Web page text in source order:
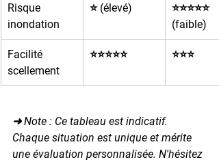
Risque
inondation
⭐ (élevé)
⭐⭐⭐⭐⭐
(faible)
Facilité
scellement
⭐⭐⭐⭐⭐ ⭐⭐⭐
➜ Note : Ce tableau est indicatif.
Chaque situation est unique et mérite
une évaluation personnalisée. N'hésitez